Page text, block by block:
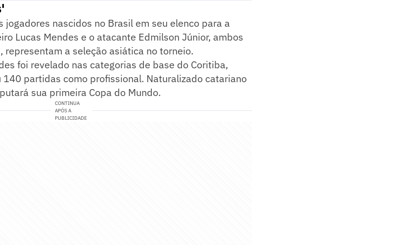
jogadores nascidos no Brasil em seu elenco para a
Lucas Mendes e o atacante Edmilson Júnior, ambos
representam a seleção asiática no torneio.
foi revelado nas categorias de base do Coritiba,
partidas como profissional. Naturalizado catariano
sua primeira Copa do Mundo.
CONTINUA
APÓS A
PUBLICIDADE